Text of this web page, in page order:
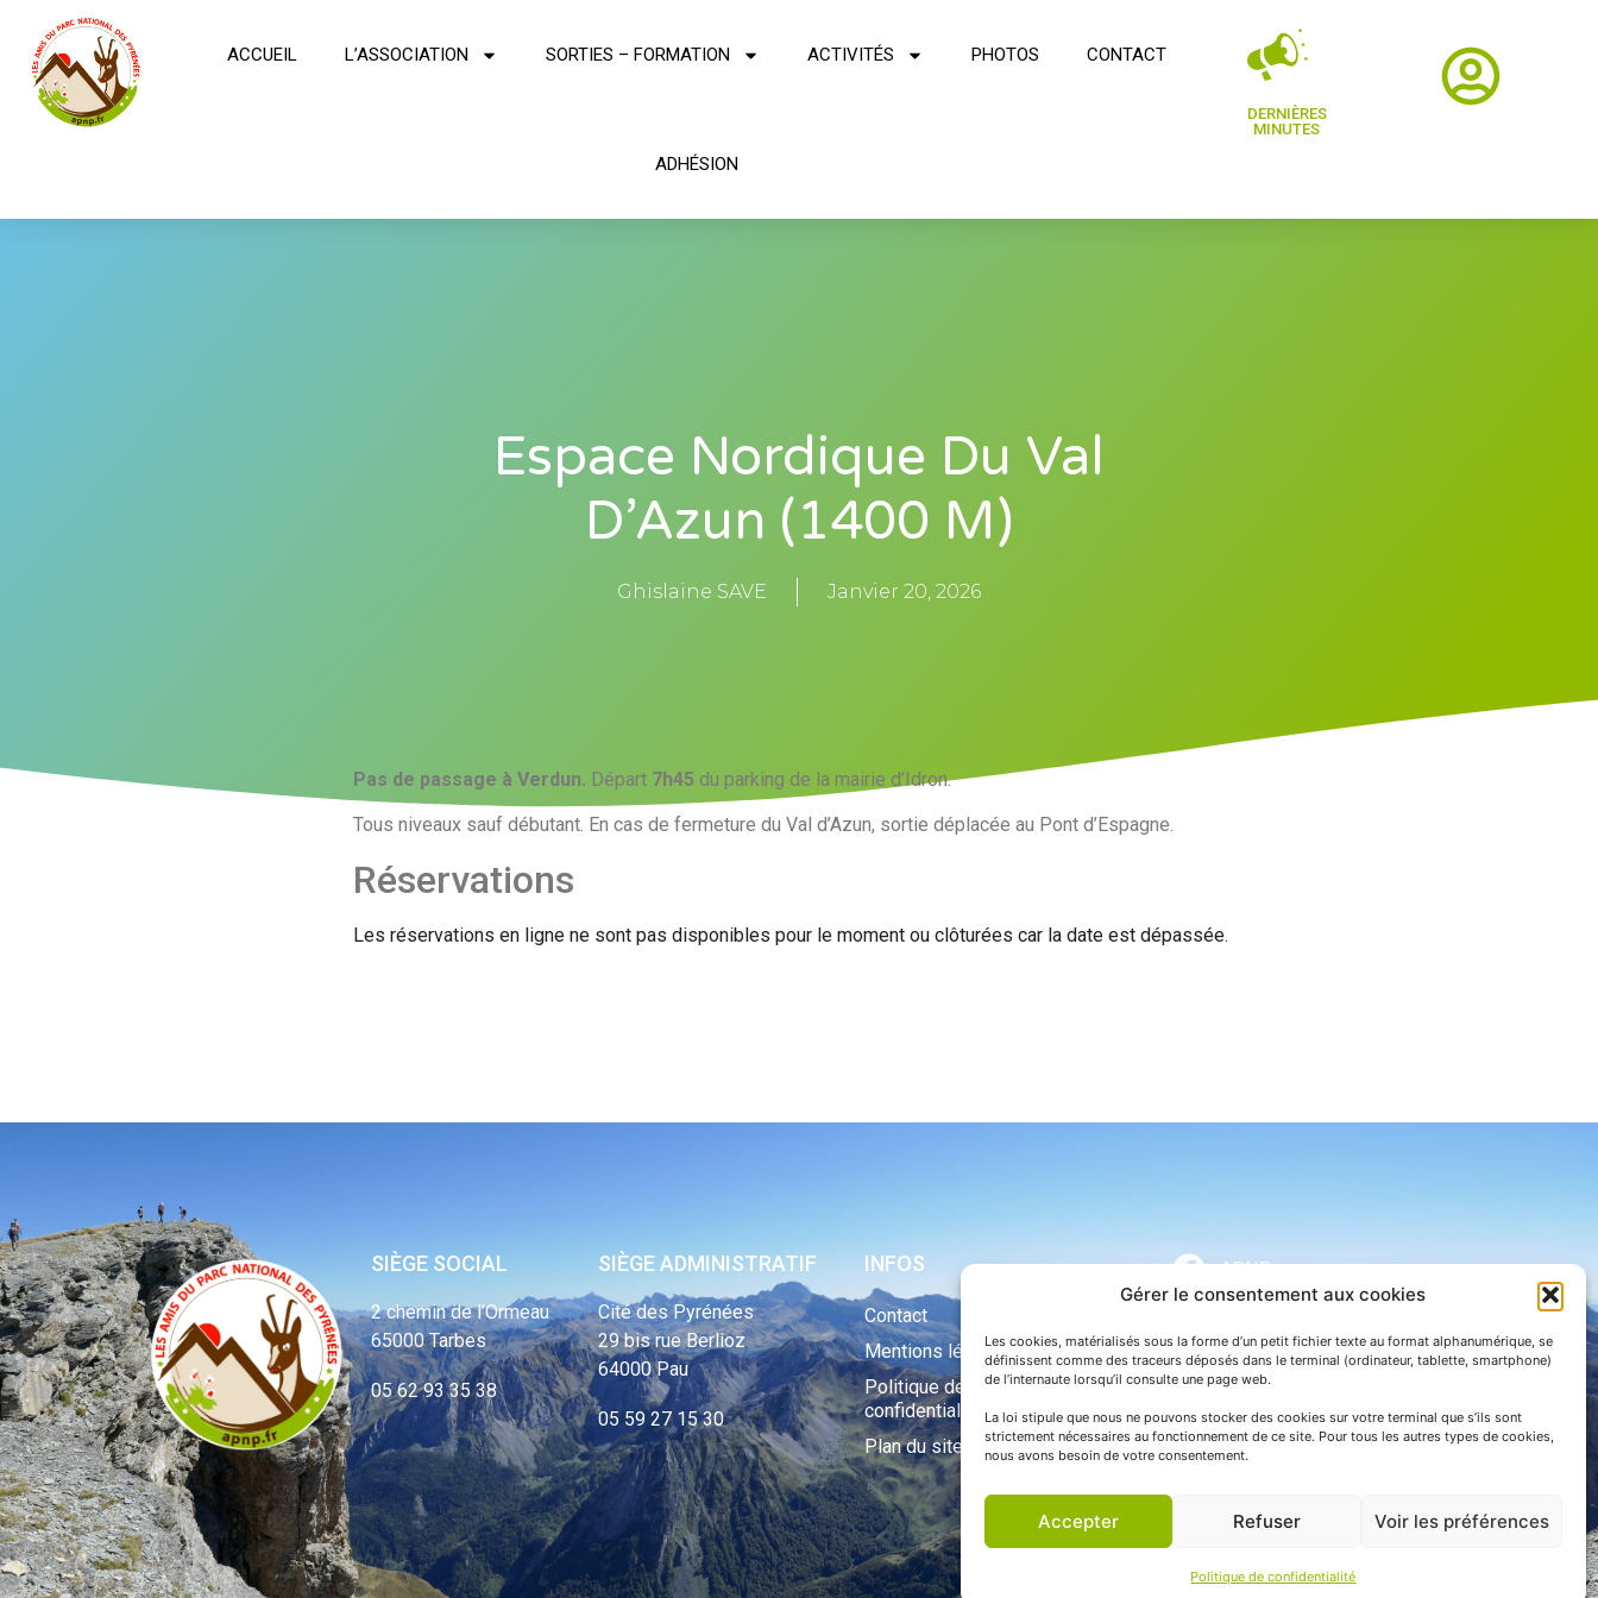
Gérer le consentement aux cookies
Les cookies, matérialisés sous la forme d’un petit fichier texte au format alphanumérique, se
définissent comme des traceurs déposés dans le terminal (ordinateur, tablette, smartphone)
de l’internaute lorsqu’il consulte une page web.
La loi stipule que nous ne pouvons stocker des cookies sur votre terminal que s’ils sont
strictement nécessaires au fonctionnement de ce site. Pour tous les autres types de cookies,
nous avons besoin de votre consentement.
Accepter Refuser Voir les préférences
Politique de confidentialité
ACCUEIL L’ASSOCIATION SORTIES – FORMATION ACTIVITÉS PHOTOS CONTACT
ADHÉSION
DERNIÈRES
MINUTES
Espace Nordique Du Val
D’Azun (1400 M)
Ghislaine SAVE Janvier 20, 2026
Pas de passage à Verdun. Départ 7h45 du parking de la mairie d’Idron.
Tous niveaux sauf débutant. En cas de fermeture du Val d’Azun, sortie déplacée au Pont d’Espagne.
Réservations
Les réservations en ligne ne sont pas disponibles pour le moment ou clôturées car la date est dépassée.
SIÈGE SOCIAL
2 chemin de l’Ormeau
65000 Tarbes
05 62 93 35 38
SIÈGE ADMINISTRATIF
Cité des Pyrénées
29 bis rue Berlioz
64000 Pau
05 59 27 15 30
INFOS
Contact
Mentions légales
Politique de
confidentialité
Plan du site
APNP
Parc national des Pyrénées